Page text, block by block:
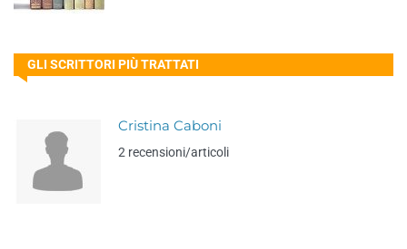
GLI SCRITTORI PIÙ TRATTATI
Cristina Caboni
2 recensioni/articoli